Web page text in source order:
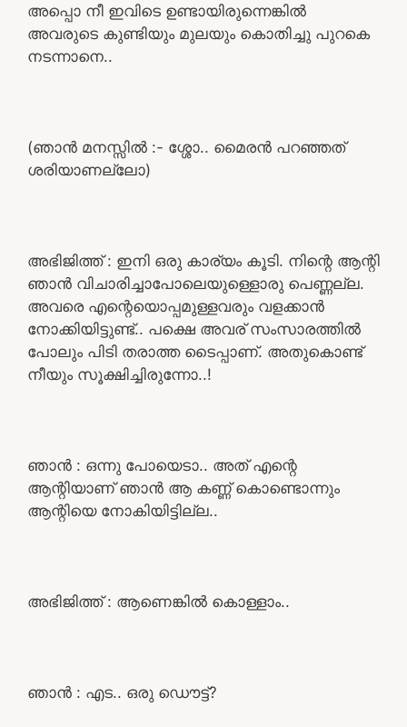
അപ്പൊ നീ ഇവിടെ ഉണ്ടായിരുന്നെങ്കിൽ
അവരുടെ കുണ്ടിയും മുലയും കൊതിച്ചു പുറകെ
നടന്നാനെ..
(ഞാൻ മനസ്സിൽ :- ശ്ശോ.. മൈരൻ പറഞ്ഞത്
ശരിയാണല്ലോ)
അഭിജിത്ത് : ഇനി ഒരു കാര്യം കൂടി. നിന്റെ ആന്റി
ഞാൻ വിചാരിച്ചാപോലെയുള്ളൊരു പെണ്ണല്ല.
അവരെ എന്റെയൊപ്പമുള്ളവരും വളക്കാൻ
നോക്കിയിട്ടുണ്ട്.. പക്ഷെ അവര് സംസാരത്തിൽ
പോലും പിടി തരാത്ത ടൈപ്പാണ്. അതുകൊണ്ട്
നീയും സൂക്ഷിച്ചിരുന്നോ..!
ഞാൻ : ഒന്നു പോയെടാ.. അത് എന്റെ
ആന്റിയാണ് ഞാൻ ആ കണ്ണ് കൊണ്ടൊന്നും
ആന്റിയെ നോകിയിട്ടില്ല..
അഭിജിത്ത് : ആണെങ്കിൽ കൊള്ളാം..
ഞാൻ : എട.. ഒരു ഡൌട്ട്?